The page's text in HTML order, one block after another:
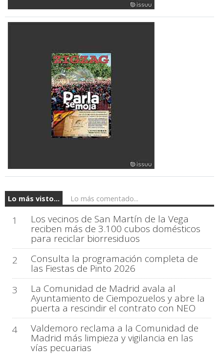
Lo más visto... Lo más comentado...
1 Los vecinos de San Martín de la Vega
reciben más de 3.100 cubos domésticos
para reciclar biorresiduos
2
Consulta la programación completa de
las Fiestas de Pinto 2026
3
La Comunidad de Madrid avala al
Ayuntamiento de Ciempozuelos y abre la
puerta a rescindir el contrato con NEO
4
Valdemoro reclama a la Comunidad de
Madrid más limpieza y vigilancia en las
vías pecuarias